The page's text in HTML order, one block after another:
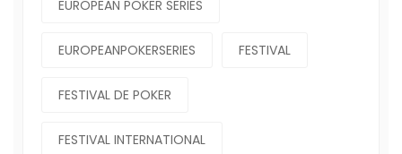
EUROPEAN POKER SERIES
EUROPEANPOKERSERIES FESTIVAL
FESTIVAL DE POKER
FESTIVAL INTERNATIONAL